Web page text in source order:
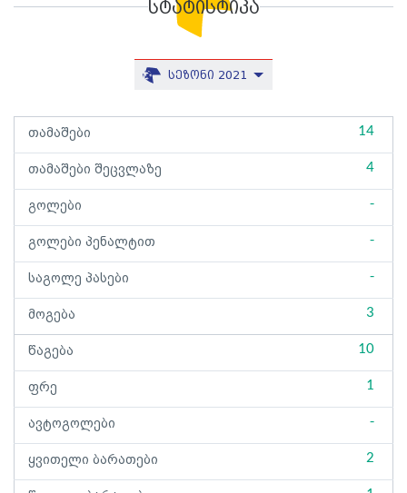
სტატისტიკა
სეზონი 2021
თამაშები 14
თამაშები შეცვლაზე 4
გოლები -
გოლები პენალტით -
საგოლე პასები -
მოგება 3
წაგება 10
ფრე 1
ავტოგოლები -
ყვითელი ბარათები 2